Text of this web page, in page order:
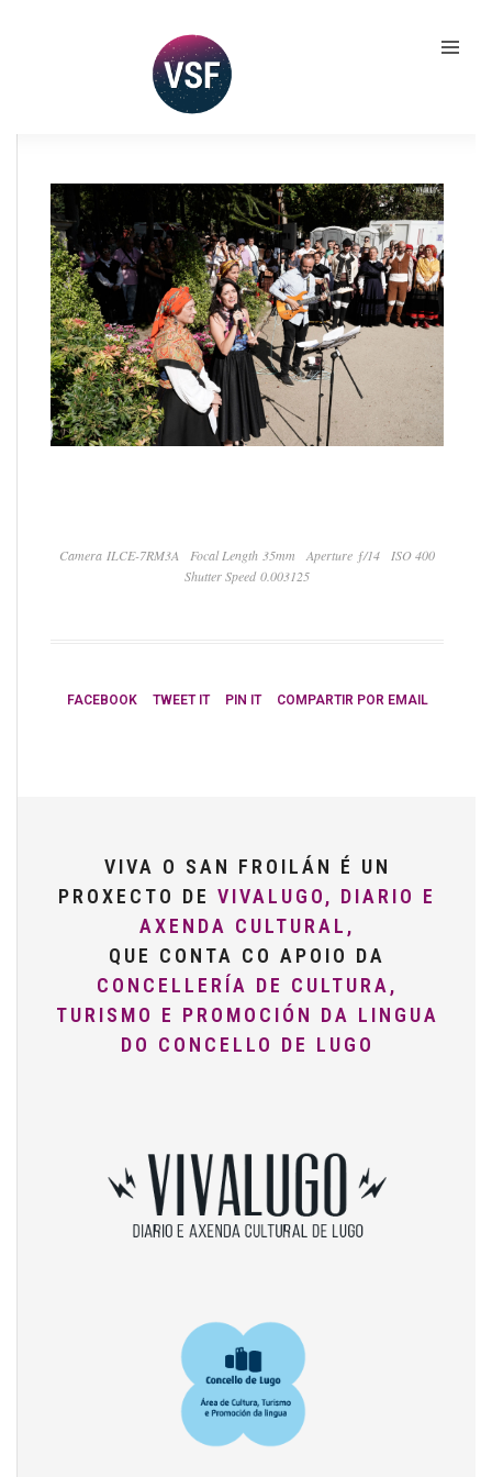
Camera ILCE-7RM3A Focal Length 35mm Aperture ƒ/14
ISO 400
Shutter Speed 0.003125
FACEBOOK TWEET IT PIN IT COMPARTIR POR EMAIL
VIVA O SAN FROILÁN É UN
PROXECTO DE VIVALUGO, DIARIO E
AXENDA CULTURAL,
QUE CONTA CO APOIO DA
CONCELLERÍA DE CULTURA,
TURISMO E PROMOCIÓN DA LINGUA
DO CONCELLO DE LUGO